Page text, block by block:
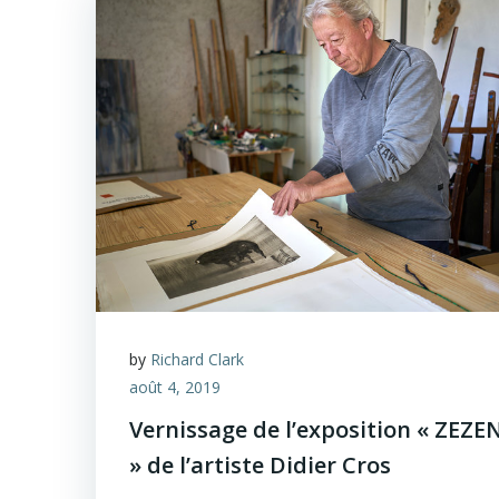
by Richard Clark
août 4, 2019
Vernissage de l’exposition «
» de l’artiste Didier Cros